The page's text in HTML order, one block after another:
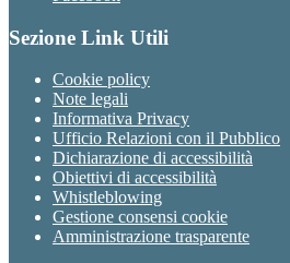
Sezione Link Utili
Cookie policy
Note legali
Informativa Privacy
Ufficio Relazioni con il Pubblico
Dichiarazione di accessibilità
Obiettivi di accessibilità
Whistleblowing
Gestione consensi cookie
Amministrazione trasparente